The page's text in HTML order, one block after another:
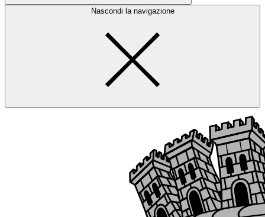
Nascondi la navigazione